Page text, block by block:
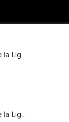
l'Assemblée Générale de la Ligue 2015
l'Assemblée Générale de la Ligue 2014